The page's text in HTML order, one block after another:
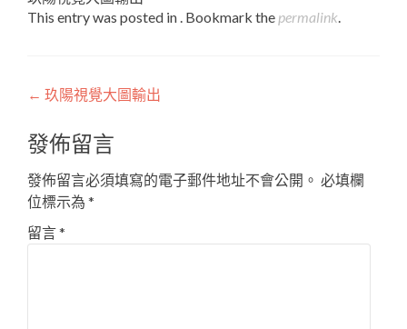
This entry was posted in . Bookmark the permalink.
Post
navigation
← 玖陽視覺大圖輸出
發佈留言
發佈留言必須填寫的電子郵件地址不會公開。 必填欄
位標示為 *
留言*